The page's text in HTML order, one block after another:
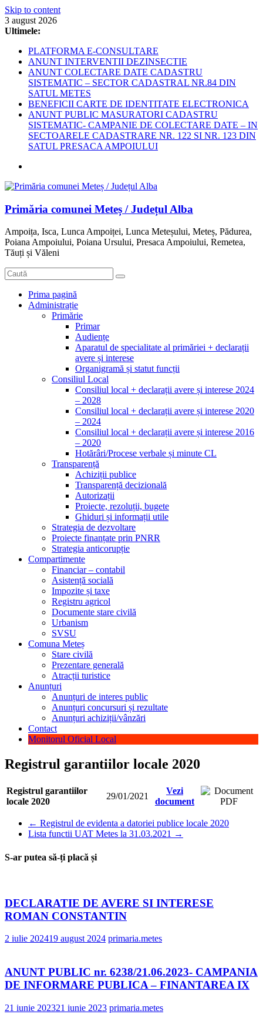
Skip to content
3 august 2026
Ultimele:
PLATFORMA E-CONSULTARE
ANUNT INTERVENTII DEZINSECTIE
ANUNT COLECTARE DATE CADASTRU
SISTEMATIC – SECTOR CADASTRAL NR.84 DIN
SATUL METES
BENEFICII CARTE DE IDENTITATE ELECTRONICA
ANUNT PUBLIC MASURATORI CADASTRU
SISTEMATIC- CAMPANIE DE COLECTARE DATE – IN
SECTOARELE CADASTRARE NR. 122 SI NR. 123 DIN
SATUL PRESACA AMPOIULUI
Primăria comunei Meteș / Județul Alba
Ampoița, Isca, Lunca Ampoiței, Lunca Meteșului, Meteș, Pădurea,
Poiana Ampoiului, Poiana Ursului, Presaca Ampoiului, Remetea,
Tăuți și Văleni
Prima pagină
Administrație
Primărie
Primar
Audiențe
Aparatul de specialitate al primăriei + declarații
avere și interese
Organigramă și statut funcții
Consiliul Local
Consiliul local + declarații avere și interese 2024
– 2028
Consiliul local + declarații avere și interese 2020
– 2024
Consiliul local + declarații avere și interese 2016
– 2020
Hotărâri/Procese verbale și minute CL
Transparență
Achiziții publice
Transparență decizională
Autorizații
Proiecte, rezoluții, bugete
Ghiduri și informații utile
Strategia de dezvoltare
Proiecte finanțate prin PNRR
Strategia anticorupție
Compartimente
Financiar – contabil
Asistență socială
Impozite și taxe
Registru agricol
Documente stare civilă
Urbanism
SVSU
Comuna Meteș
Stare civilă
Prezentare generală
Atracții turistice
Anunțuri
Anunțuri de interes public
Anunțuri concursuri și rezultate
Anunțuri achiziții/vânzări
Contact
Monitorul Oficial Local
Registrul garantiilor locale 2020
Registrul garantiilor
locale 2020
29/01/2021
Vezi
document
← Registrul de evidenta a datoriei publice locale 2020
Lista functii UAT Metes la 31.03.2021 →
S-ar putea să-ți placă și
DECLARATIE DE AVERE SI INTERESE
ROMAN CONSTANTIN
2 iulie 202419 august 2024 primaria.metes
ANUNT PUBLIC nr. 6238/21.06.2023- CAMPANIA
DE INFORMARE PUBLICA – FINANTAREA IX
21 iunie 202321 iunie 2023 primaria.metes